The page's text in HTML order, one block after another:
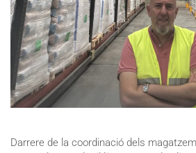
Darrere de la coordinació dels